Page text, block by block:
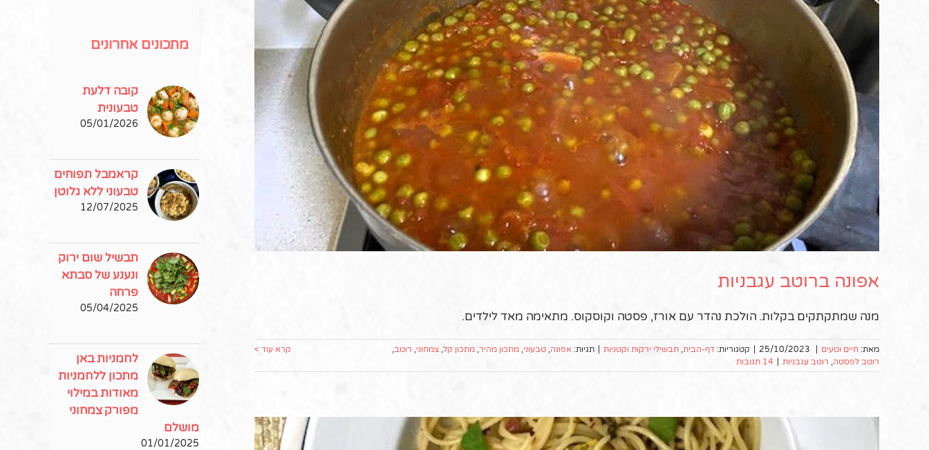
אפונה ברוטב עגבניות
מנה שמתקתקים בקלות. הולכת נהדר עם אורז, פסטה וקוסקוס. מתאימה מאד לילדים.
מאת: חיים וטעים |
25/10/2023
| קטגוריות: דף-הבית תבשילי ירקות וקטניות | תגיות: אפונה טבעוני מתכון מהיר מתכון קל צמחוני רוטב
רוטב לפסטה רוטב עגבניות | 14 תגובות
קרא עוד >
מתכונים אחרונים
קובה דלעת
טבעונית
05/01/2026
קראמבל תפוחים
טבעוני ללא גלוטן
12/07/2025
תבשיל שום ירוק
ונענע של סבתא
פרחה
05/04/2025
לחמניות באן
מתכון ללחמניות
מאודות במילוי
מפורק צמחוני
מושלם
01/01/2025